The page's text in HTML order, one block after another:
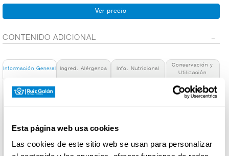
Esta página web usa cookies
Las cookies de este sitio web se usan para personalizar
AL
FRUTAS Y
CONTENIDO ADICIONAL
Información General Ingred. Alérgenos Info. Nutricional
Conservación y
Utilización
Denominación de alimento:
Nombre del Operador:
FAROLIVA S.L.
Dirección del Operador: